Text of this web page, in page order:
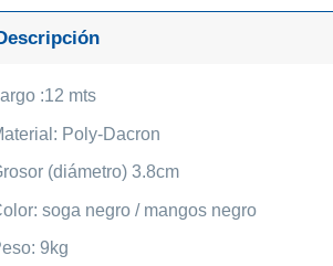
:12 mts
Poly-Dacron
(diámetro) 3.8cm
soga negro / mangos negro
9kg